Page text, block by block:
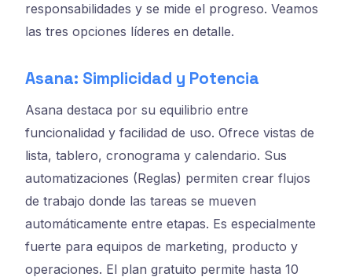
responsabilidades y se mide el progreso. Veamos
las tres opciones líderes en detalle.
Asana: Simplicidad y Potencia
Asana destaca por su equilibrio entre
funcionalidad y facilidad de uso. Ofrece vistas de
lista, tablero, cronograma y calendario. Sus
automatizaciones (Reglas) permiten crear flujos
de trabajo donde las tareas se mueven
automáticamente entre etapas. Es especialmente
fuerte para equipos de marketing, producto y
operaciones. El plan gratuito permite hasta 10